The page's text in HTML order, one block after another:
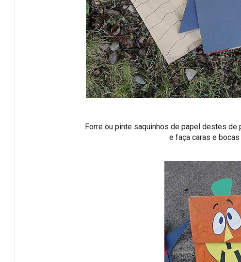
Forre ou pinte saquinhos de papel destes
e faça caras e